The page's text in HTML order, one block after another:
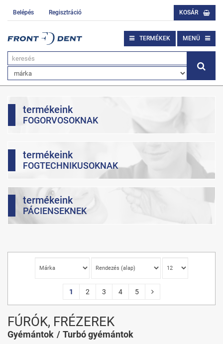
Belépés Regisztráció KOSÁR
TERMÉKEK MENÜ
termékeink
FOGORVOSOKNAK
termékeink
FOGTECHNIKUSOKNAK
termékeink
PÁCIENSEKNEK
1 2 3 4 5
FÚRÓK, FRÉZEREK
Gyémántok Turbó gyémántok